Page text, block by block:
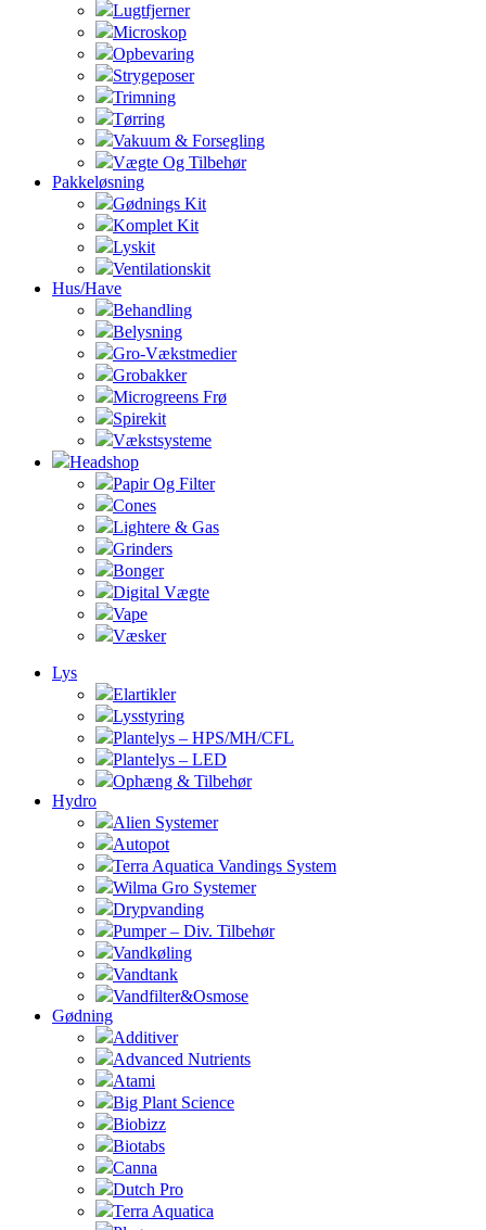
Lugtfjerner
Microskop
Opbevaring
Strygeposer
Trimning
Tørring
Vakuum & Forsegling
Vægte Og Tilbehør
Pakkeløsning
Gødnings Kit
Komplet Kit
Lyskit
Ventilationskit
Hus/Have
Behandling
Belysning
Gro-Vækstmedier
Grobakker
Microgreens Frø
Spirekit
Vækstsysteme
Headshop
Papir Og Filter
Cones
Lightere & Gas
Grinders
Bonger
Digital Vægte
Vape
Væsker
Lys
Elartikler
Lysstyring
Plantelys – HPS/MH/CFL
Plantelys – LED
Ophæng & Tilbehør
Hydro
Alien Systemer
Autopot
Terra Aquatica Vandings System
Wilma Gro Systemer
Drypvanding
Pumper – Div. Tilbehør
Vandkøling
Vandtank
Vandfilter&Osmose
Gødning
Additiver
Advanced Nutrients
Atami
Big Plant Science
Biobizz
Biotabs
Canna
Dutch Pro
Terra Aquatica